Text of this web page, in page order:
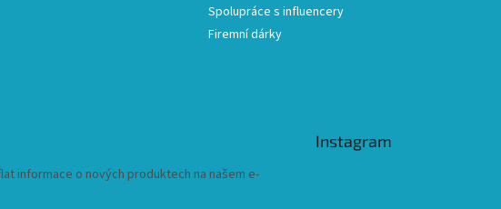
Spolupráce s influencery
Firemní dárky
informace o nových produktech na našem e-
Instagram